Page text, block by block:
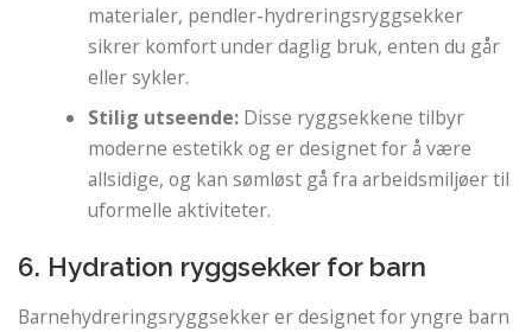
materialer, pendler-hydreringsryggsekker
sikrer komfort under daglig bruk, enten du går
eller sykler.
Stilig utseende: Disse ryggsekkene tilbyr
moderne estetikk og er designet for å være
allsidige, og kan sømløst gå fra arbeidsmiljøer til
uformelle aktiviteter.
6. Hydration ryggsekker for barn
Barnehydreringsryggsekker er designet for yngre barn